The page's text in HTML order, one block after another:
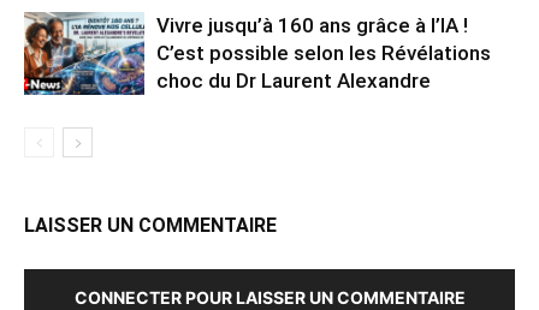
Vivre jusqu’à 160 ans grâce à l’IA !
C’est possible selon les Révélations
choc du Dr Laurent Alexandre
LAISSER UN COMMENTAIRE
CONNECTER POUR LAISSER UN COMMENTAIRE